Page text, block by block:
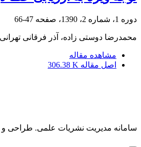
دوره 1، شماره 2، 1390، صفحه 47-66
محمدرضا دوستی زاده، آذر فرقانی تهرانی
مشاهده مقاله
اصل مقاله 306.38 K
سامانه مدیریت نشریات علمی. طراحی و